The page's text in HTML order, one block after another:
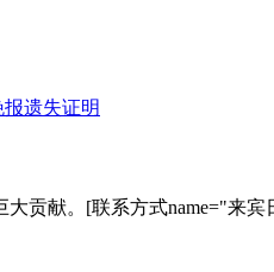
遗失证明
贡献。[联系方式name="来